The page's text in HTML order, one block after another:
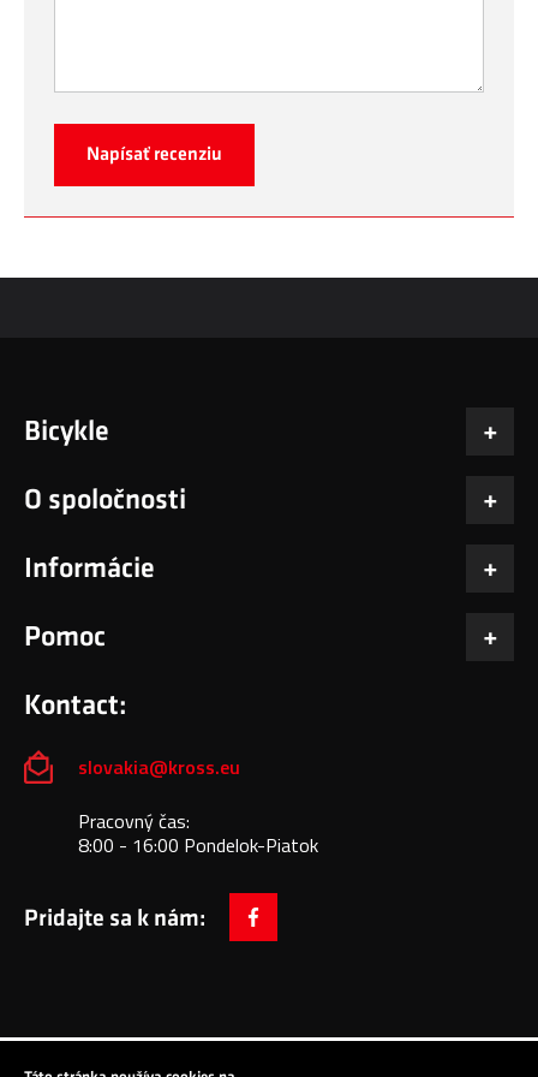
Napísať recenziu
Bicykle
O spoločnosti
Informácie
Pomoc
Kontact:
slovakia@kross.eu
Pracovný čas:
8:00 - 16:00 Pondelok-Piatok
Pridajte sa k nám:
facebook